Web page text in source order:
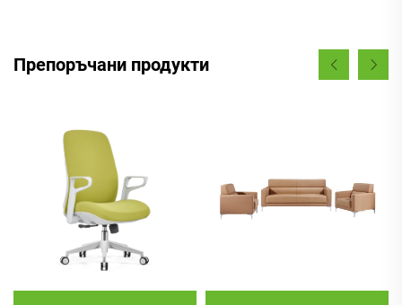
Препоръчани продукти